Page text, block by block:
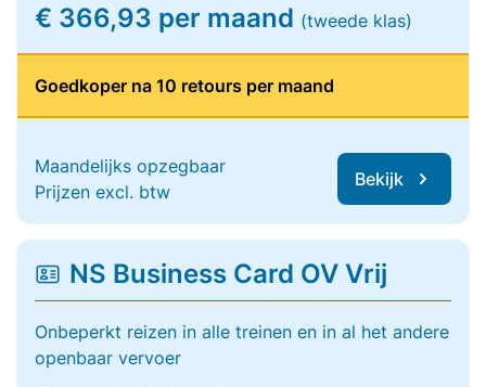
€ 366,93 per maand (tweede klas)
Goedkoper na 10 retours per maand
Maandelijks opzegbaar
Prijzen excl. btw
Bekijk
NS Business Card OV Vrij
Onbeperkt reizen in alle treinen en in al het andere
openbaar vervoer